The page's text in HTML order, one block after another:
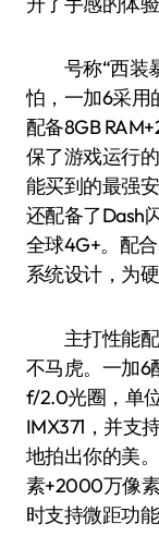
号称“西装暴
怕，一加6采用
配备8GB
保了游戏运行
能买到的最强
还配备了Dash
全球4G+。配
系统设计，为
主打性能配
不马虎。一加6
f/2.0光圈，单
IMX371，并支
地拍出你的美
素+2000万像
时支持微距功